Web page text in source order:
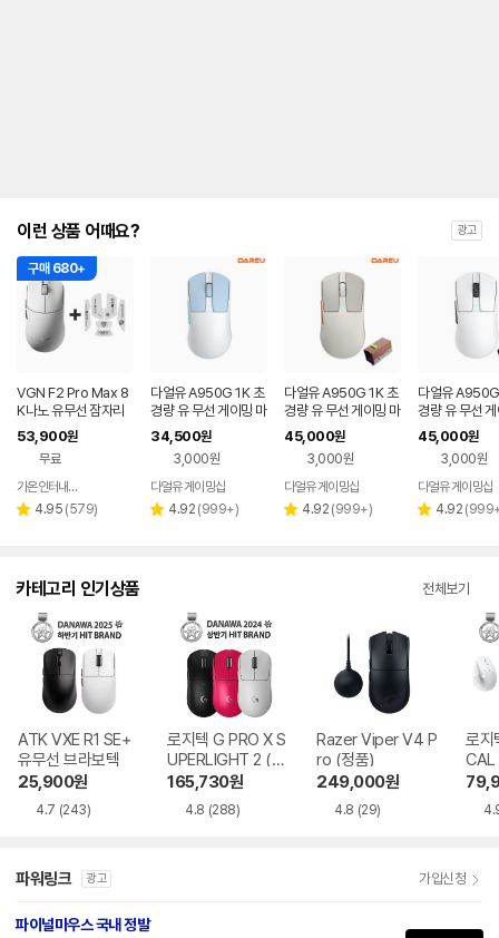
이런 상품 어때요? 광고
구매 680+
VGN F2 Pro Max 8
K나노 유무선 잠자리
게이밍 마우스 화이트
53,900원
무료
페이
가온인터내셔날
별 4.95 리
(579)
다얼유 A950G 1K 초
경량 유 무선 게이밍 마
우스 아이스블루
34,500원
3,000원
다얼유 게이밍샵
별 4.92 리
(999+)
다얼유 A950G 1K 초
경량 유 무선 게이밍 마
우스 저소음(레트로베
이지)
45,000원
3,000원
다얼유 게이밍샵
별 4.92 리
(999+)
다얼유
경량 유 무선
우스 화이트(저
45,000원
3,000원
다얼유 게이밍샵
별 4.92 리
(
카테고리 인기상품 전체보기
ATK VXE R1 SE+
유무선 브라보텍
25,900원
4.7 (243)
로지텍 G PRO X S
UPERLIGHT 2 (정
품)
165,730원
4.8 (288)
Razer Viper V4 P
ro (정품)
249,000원
4.8 (29)
로지
CAL
파워링크 광고 가입신청
파이널마우스 국내 정발